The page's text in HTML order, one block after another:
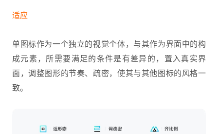
适应
单图标作为一个独立的视觉个体，与其作为界面中的构
成元素，所需要满足的条件是有差异的，置入真实界
面，调整图形的节奏、疏密，使其与其他图标的风格一
致。